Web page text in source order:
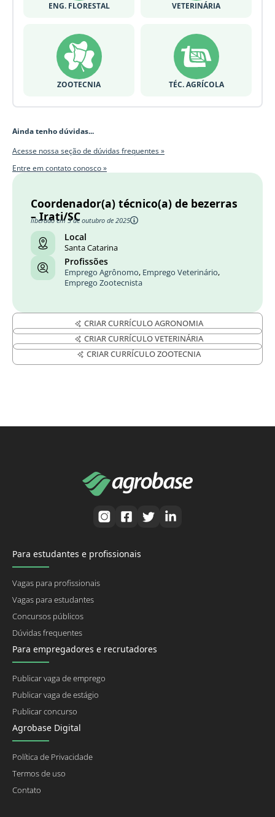
ENG. FLORESTAL VETERINÁRIA
ZOOTECNIA TÉC. AGRÍCOLA
Ainda tenho dúvidas...
Acesse nossa seção de dúvidas frequentes »
Entre em contato conosco »
Coordenador(a) técnico(a) de bezerras
– Irati/SC
liberado em 3 de outubro de 2025
Local
Santa Catarina
Profissões
Emprego Agrônomo, Emprego Veterinário,
Emprego Zootecnista
CRIAR CURRÍCULO AGRONOMIA
CRIAR CURRÍCULO VETERINÁRIA
CRIAR CURRÍCULO ZOOTECNIA
Para estudantes e profissionais
Vagas para profissionais
Vagas para estudantes
Concursos públicos
Dúvidas frequentes
Para empregadores e recrutadores
Publicar vaga de emprego
Publicar vaga de estágio
Publicar concurso
Agrobase Digital
Política de Privacidade
Termos de uso
Contato